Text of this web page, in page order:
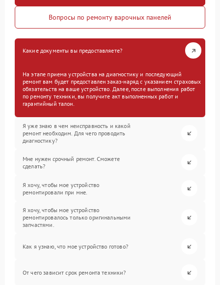
Вопросы по ремонту варочных панелей
Какие документы вы предоставляете?
На этапе приема устройства на диагностику и последующий
ремонт вам будет предоставлен заказ-наряд с указанием страховых
обязательств на ваше устройство. Далее, после выполнения работ
по ремонту техники, вы получите акт выполненных работ и
гарантийный талон.
Я уже знаю в чем неисправность и какой
ремонт необходим. Для чего проводить
диагностику?
Мне нужен срочный ремонт. Сможете
сделать?
Я хочу, чтобы мое устройство
ремонтировали при мне.
Я хочу, чтобы мое устройство
ремонтировалось только оригинальными
запчастями.
Как я узнаю, что мое устройство готово?
От чего зависит срок ремонта техники?